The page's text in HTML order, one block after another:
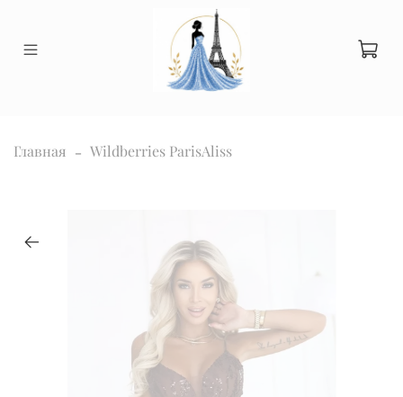
Главная Wildberries ParisAliss